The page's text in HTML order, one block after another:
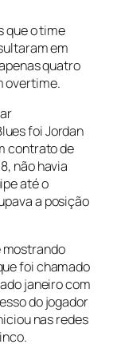
que o time
em
quatro
overtime.
foi Jordan
contrato de
não havia
até o
a posição
mostrando
foi chamado
janeiro com
do jogador
nas redes